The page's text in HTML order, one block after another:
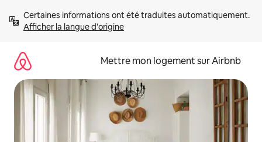
directement
Afficher la langue d'origine
Mettre mon logement sur Airbnb